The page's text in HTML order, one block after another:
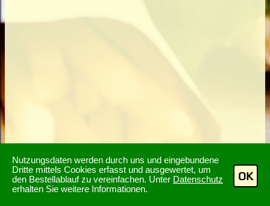
Nutzungsdaten werden durch uns und eingebundene
Dritte mittels Cookies erfasst und ausgewertet, um
den Bestellablauf zu vereinfachen. Unter Datenschutz
erhalten Sie weitere Informationen.
OK